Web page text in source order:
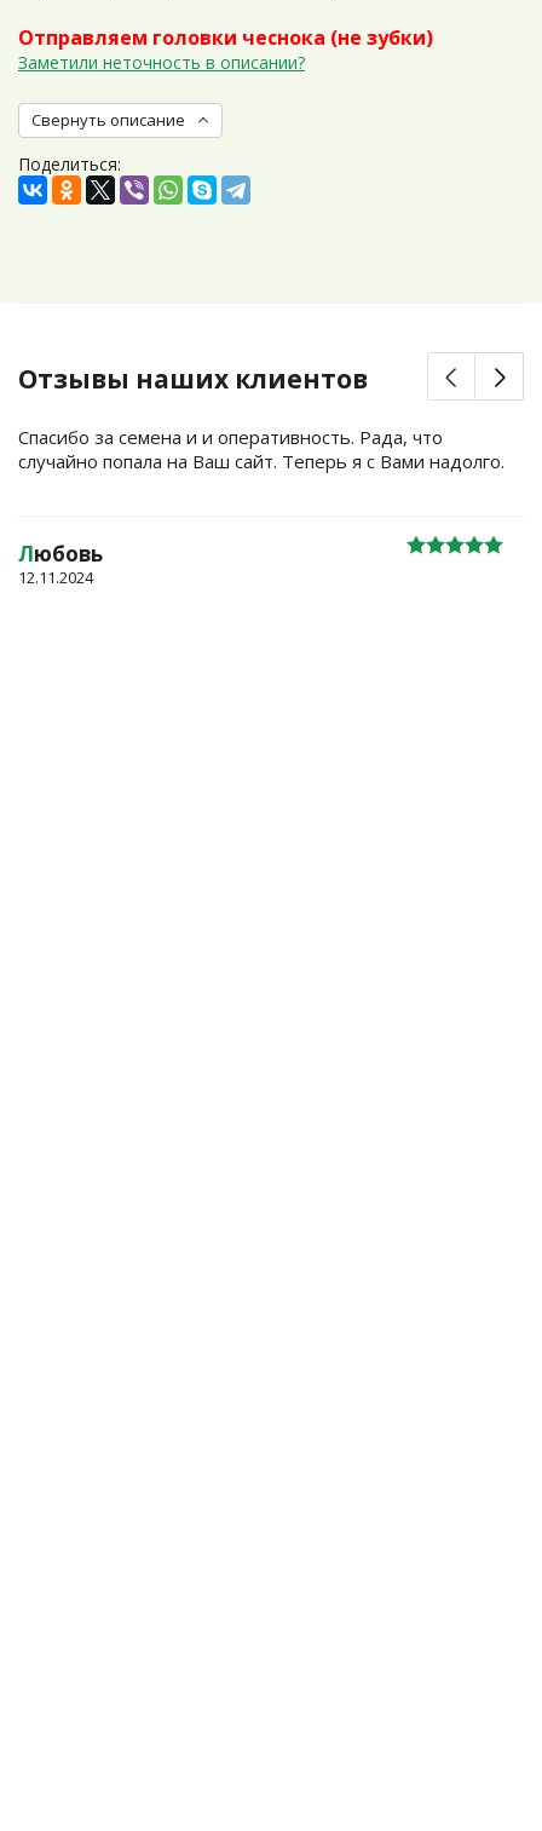
Отправляем головки чеснока (не зубки)
Заметили неточность в описании?
Свернуть описание
Поделиться:
Отзывы наших клиентов
Спасибо за семена и и оперативность. Рада, что
случайно попала на Ваш сайт. Теперь я с Вами надолго.
Любовь
12.11.2024